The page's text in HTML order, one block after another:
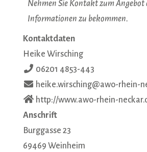
Nehmen Sie Kontakt zum Angebot
Informationen zu bekommen.
Kontaktdaten
Heike Wirsching
06201 4853-443
heike.wirsching@awo-rhein-
http://www.awo-rhein-
Anschrift
Burggasse 23
69469 Weinheim